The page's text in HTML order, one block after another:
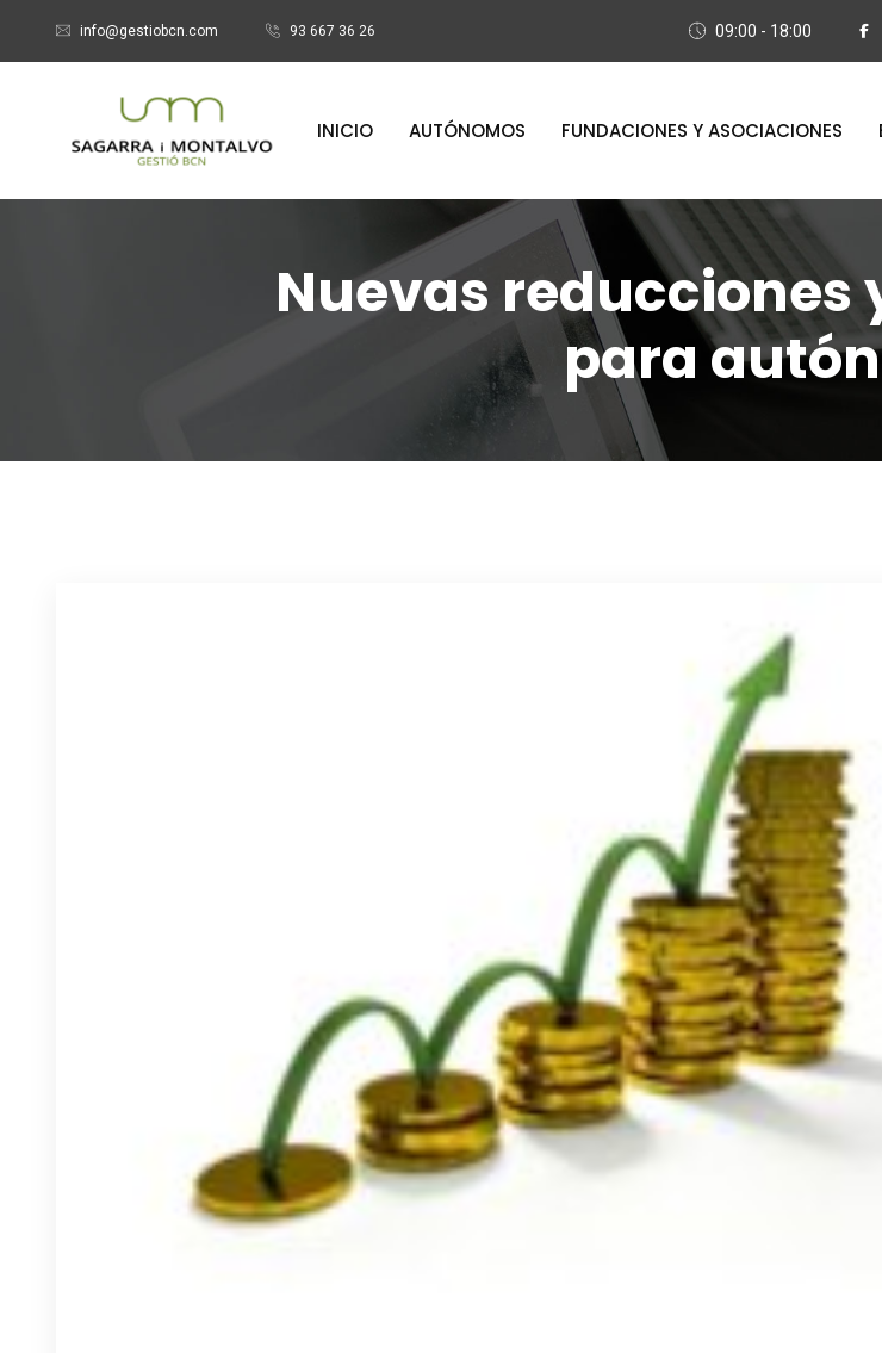
info@gestiobcn.com 93 667 36 26 09:00 - 18:00
INICIO AUTÓNOMOS FUNDACIONES Y ASOCIACIONES
Nuevas reducciones
para